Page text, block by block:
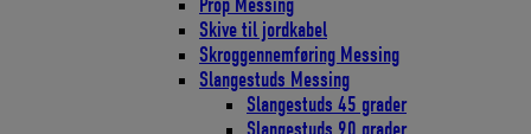
Prop Messing
Skive til jordkabel
Skroggennemføring Messing
Slangestuds Messing
Slangestuds 45 grader